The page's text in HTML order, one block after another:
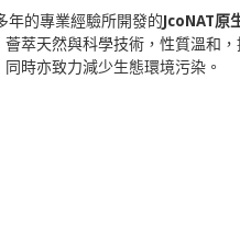
年的專業經驗所開發的JcoNAT原
薈萃天然與科學技術，性質溫和
時亦致力減少生態環境污染。